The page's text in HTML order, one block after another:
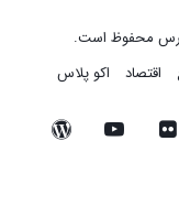
اقتصاد اکو پلاس
تصاویر
یوتیوب